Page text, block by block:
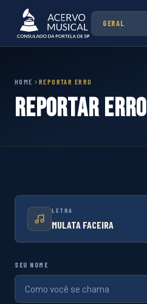
HOME REPORTAR ERRO
Reportar Erro
LETRA
MULATA FACEIRA
SEU NOME